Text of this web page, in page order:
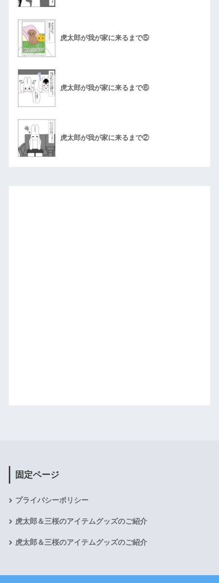
虎太郎が我が家に来るまで⑤
虎太郎が我が家に来るまで⑥
虎太郎が我が家に来るまで②
固定ページ
プライバシーポリシー
虎太郎＆三桜のアイテムグッズのご紹介
虎太郎＆三桜のアイテムグッズのご紹介